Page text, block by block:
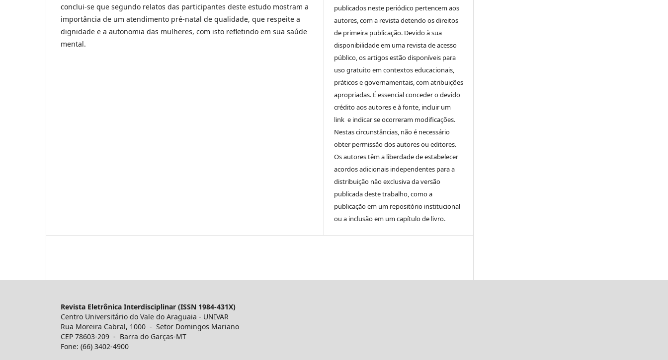
conclui-se que segundo relatos das participantes deste estudo mostram a
importância de um atendimento pré-natal de qualidade, que respeite a
dignidade e a autonomia das mulheres, com isto refletindo em sua saúde
mental.
publicados neste periódico pertencem aos
autores, com a revista detendo os direitos
de primeira publicação. Devido à sua
disponibilidade em uma revista de acesso
público, os artigos estão disponíveis para
uso gratuito em contextos educacionais,
práticos e governamentais, com atribuições
apropriadas. É essencial conceder o devido
crédito aos autores e à fonte, incluir um
link e indicar se ocorreram modificações.
Nestas circunstâncias, não é necessário
obter permissão dos autores ou editores.
Os autores têm a liberdade de estabelecer
acordos adicionais independentes para a
distribuição não exclusiva da versão
publicada deste trabalho, como a
publicação em um repositório institucional
ou a inclusão em um capítulo de livro.
Revista Eletrônica Interdisciplinar (ISSN 1984-431X)
Centro Universitário do Vale do Araguaia - UNIVAR
Rua Moreira Cabral, 1000 - Setor Domingos Mariano
CEP 78603-209 - Barra do Garças-MT
Fone: (66) 3402-4900